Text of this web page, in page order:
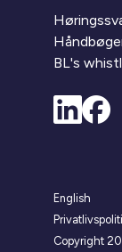
BL's
English
Copyright